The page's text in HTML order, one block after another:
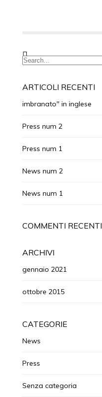
ARTICOLI RECENTI
imbranato'' in inglese
Press num 2
Press num 1
News num 2
News num 1
COMMENTI RECENTI
ARCHIVI
gennaio 2021
ottobre 2015
CATEGORIE
News
Press
Senza categoria